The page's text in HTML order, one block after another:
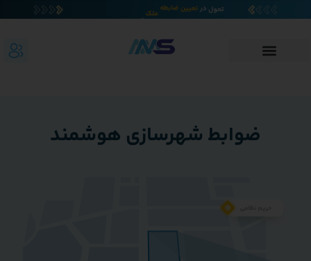
ضوابط شهرسازی هوشمند